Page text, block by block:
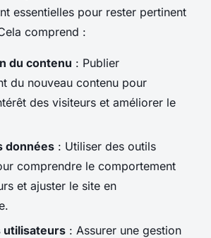
essentielles pour rester pertinent
comprend :
du contenu : Publier
du nouveau contenu pour
des visiteurs et améliorer le
données : Utiliser des outils
comprendre le comportement
et ajuster le site en
utilisateurs : Assurer une gestion